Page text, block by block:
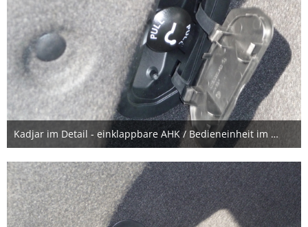
Kadjar im Detail - einklappbare AHK / Bedieneinheit im Kofferraum
10. November 2016